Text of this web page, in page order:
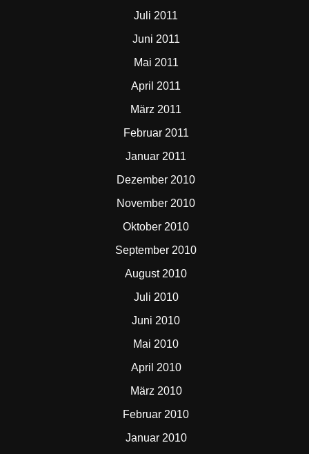
Juli 2011
Juni 2011
Mai 2011
April 2011
März 2011
Februar 2011
Januar 2011
Dezember 2010
November 2010
Oktober 2010
September 2010
August 2010
Juli 2010
Juni 2010
Mai 2010
April 2010
März 2010
Februar 2010
Januar 2010